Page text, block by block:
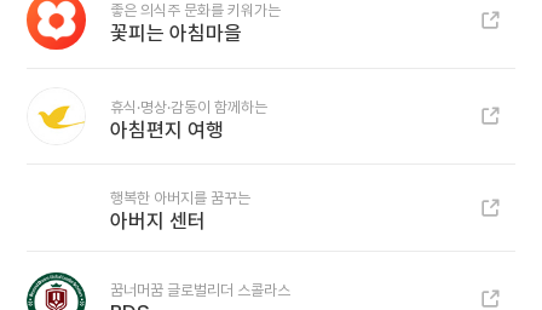
좋은 의식주 문화를 키워가는
꽃피는 아침마을
휴식·명상·감동이 함께하는
아침편지 여행
행복한 아버지를 꿈꾸는
아버지 센터
꿈너머꿈 글로벌리더 스콜라스